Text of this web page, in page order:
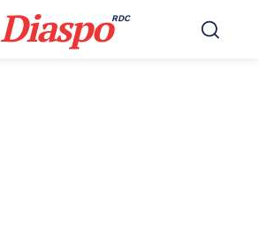
DiaspoRDC